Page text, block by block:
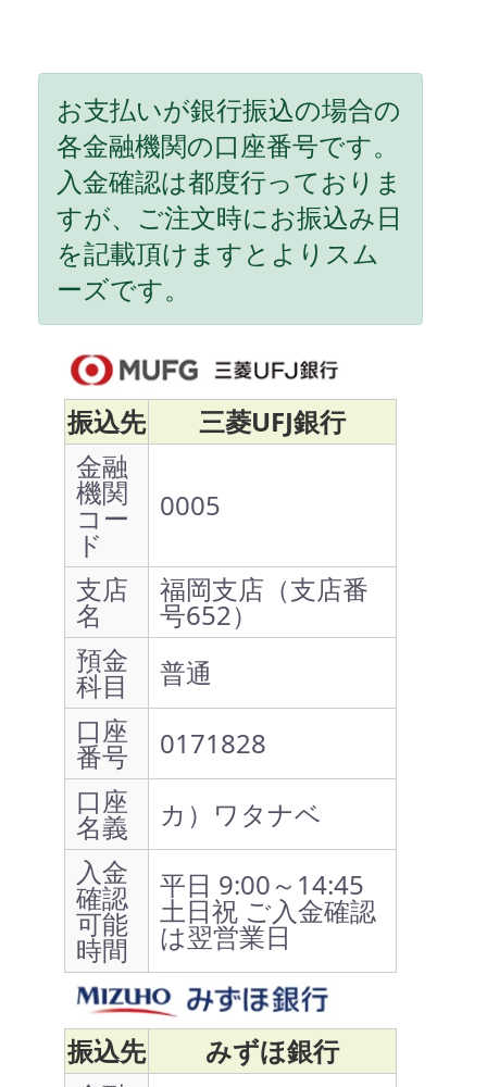
お支払いが銀行振込の場合の
各金融機関の口座番号です。
入金確認は都度行っておりま
すが、ご注文時にお振込み日
を記載頂けますとよりスム
ーズです。
振込先
三菱UFJ銀行
金融
機関
コー
ド
0005
支店
名
福岡支店（支店番
号652）
預金
科目
普通
口座
番号
0171828
口座
名義
カ）ワタナベ
入金
確認
可能
時間
平日 9:00～14:45
土日祝 ご入金確認
は翌営業日
振込先
みずほ銀行